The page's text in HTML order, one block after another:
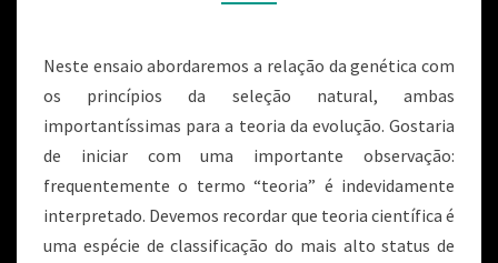
Neste ensaio abordaremos a relação da genética com
os princípios da seleção natural, ambas
importantíssimas para a teoria da evolução. Gostaria
de iniciar com uma importante observação:
frequentemente o termo “teoria” é indevidamente
interpretado. Devemos recordar que teoria científica é
uma espécie de classificação do mais alto status de